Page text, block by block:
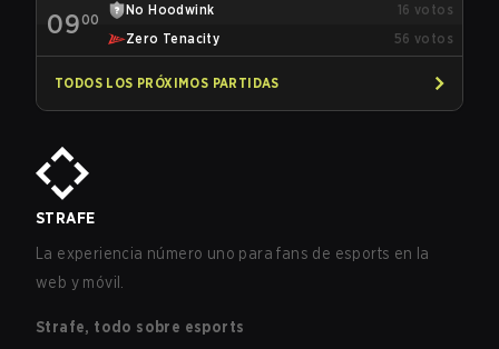
0900
No Hoodwink 16 votos
Zero Tenacity
56 votos
TODOS LOS PRÓXIMOS PARTIDAS
STRAFE
La experiencia número uno para fans de esports en la
web y móvil.
Strafe, todo sobre esports